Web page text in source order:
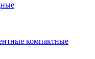
компактные